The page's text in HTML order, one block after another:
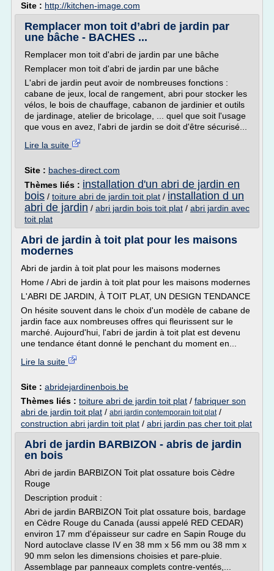
Site : http://kitchen-image.com
Remplacer mon toit d’abri de jardin par
une bâche - BACHES ...
Remplacer mon toit d'abri de jardin par une bâche
Remplacer mon toit d'abri de jardin par une bâche
L'abri de jardin peut avoir de nombreuses fonctions :
cabane de jeux, local de rangement, abri pour stocker les
vélos, le bois de chauffage, cabanon de jardinier et outils
de jardinage, atelier de bricolage, ... quel que soit l'usage
que vous en avez, l'abri de jardin se doit d'être sécurisé...
Lire la suite
Site : baches-direct.com
Thèmes liés : installation d'un abri de jardin en
bois / toiture abri de jardin toit plat / installation d un
abri de jardin / abri jardin bois toit plat / abri jardin avec
toit plat
Abri de jardin à toit plat pour les maisons
modernes
Abri de jardin à toit plat pour les maisons modernes
Home / Abri de jardin à toit plat pour les maisons modernes
L'ABRI DE JARDIN, À TOIT PLAT, UN DESIGN TENDANCE
On hésite souvent dans le choix d'un modèle de cabane de
jardin face aux nombreuses offres qui fleurissent sur le
marché. Aujourd'hui, l'abri de jardin à toit plat est devenu
une tendance étant donné le penchant du moment en...
Lire la suite
Site : abridejardinenbois.be
Thèmes liés : toiture abri de jardin toit plat / fabriquer son
abri de jardin toit plat / abri jardin contemporain toit plat/
construction abri jardin toit plat / abri jardin pas cher toit plat
Abri de jardin BARBIZON - abris de jardin
en bois
Abri de jardin BARBIZON Toit plat ossature bois Cèdre
Rouge
Description produit :
Abri de jardin BARBIZON Toit plat ossature bois, bardage
en Cèdre Rouge du Canada (aussi appelé RED CEDAR)
environ 17 mm d'épaisseur sur cadre en Sapin Rouge du
Nord autoclave classe IV en 38 mm x 56 mm ou 38 mm x
90 mm selon les dimensions choisies et pare-pluie.
Assemblage par panneaux complets contre-ventés,...